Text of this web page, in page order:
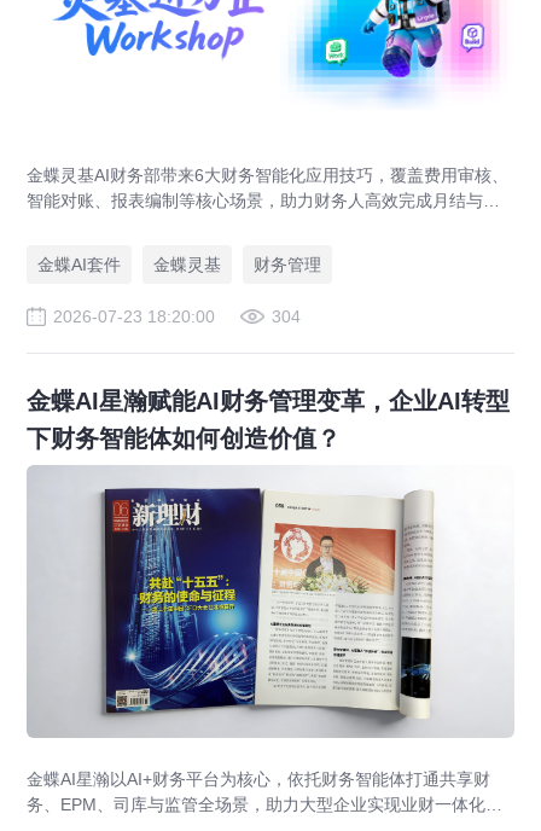
金蝶灵基AI财务部带来6大财务智能化应用技巧，覆盖费用审核、
智能对账、报表编制等核心场景，助力财务人高效完成月结与业
金蝶AI套件
金蝶灵基 财务管理
2026-07-23 18:20:00 304
金蝶AI星瀚赋能AI财务管理变革，企业AI转型
下财务智能体如何创造价值？
金蝶AI星瀚以AI+财务平台为核心，依托财务智能体打通共享财
务、EPM、司库与监管全场景，助力大型企业实现业财一体化与